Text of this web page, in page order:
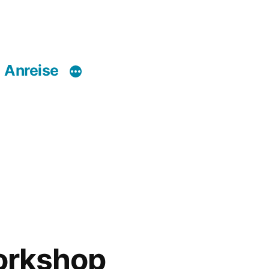
Anreise